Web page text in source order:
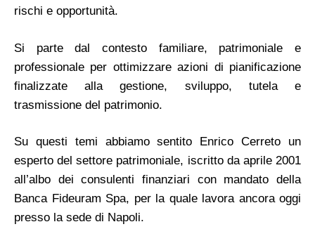
rischi e opportunità.
Si parte dal contesto familiare, patrimoniale e
professionale per ottimizzare azioni di pianificazione
finalizzate alla gestione, sviluppo, tutela e
trasmissione del patrimonio.
Su questi temi abbiamo sentito Enrico Cerreto un
esperto del settore patrimoniale, iscritto da aprile 2001
all’albo dei consulenti finanziari con mandato della
Banca Fideuram Spa, per la quale lavora ancora oggi
presso la sede di Napoli.